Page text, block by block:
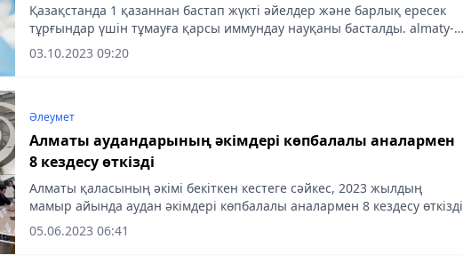
Қазақстанда 1 қазаннан бастап жүкті әйелдер және барлық ересек
тұрғындар үшін тұмауға қарсы иммундау науқаны басталды. almaty-
akshamy.kz болашақ аналарды қызықтыратын вакцинация туралы
жиі...
03.10.2023 09:20
Әлеумет
Алматы аудандарының әкімдері көпбалалы аналармен
8 кездесу өткізді
Алматы қаласының әкімі бекіткен кестеге сәйкес, 2023 жылдың
мамыр айында аудан әкімдері көпбалалы аналармен 8 кездесу өткізді
05.06.2023 06:41